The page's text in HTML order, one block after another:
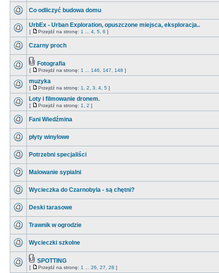
Co odliczyć budowa domu
UrbEx - Urban Exploration, opuszczone miejsca, eksploracja..
[ Przejdź na stronę: 1 4 5 6 ]
Czarny proch
Fotografia
[ Przejdź na stronę: 1 146 147 148 ]
muzyka
[ Przejdź na stronę: 1 2 3 4 5 ]
Loty i filmowanie dronem.
[ Przejdź na stronę: 1 2 ]
Fani Wiedźmina
płyty winylowe
Potrzebni specjaliści
Malowanie sypialni
Wycieczka do Czarnobyla - są chętni?
Deski tarasowe
Trawnik w ogrodzie
Wycieczki szkolne
SPOTTING
[ Przejdź na stronę: 1 26 27 28 ]